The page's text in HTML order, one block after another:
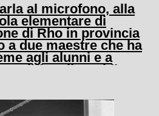
al microfono, alla
elementare di
di Rho in provincia
a due maestre che ha
agli alunni e a
il fratello Egidio